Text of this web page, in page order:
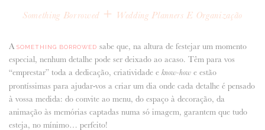
ANUNCIE CONNOSCO
Something Borrowed+ Wedding Planners E Organização
A SOMETHING BORROWED sabe que, na altura de festejar um momento
especial, nenhum detalhe pode ser deixado ao acaso. Têm para vos
“emprestar” toda a dedicação, criatividade e know-how e estão
prontíssimas para ajudar-vos a criar um dia onde cada detalhe é pensado
à vossa medida: do convite ao menu, do espaço à decoração, da
animação às memórias captadas numa só imagem, garantem que tudo
esteja, no mí­nimo… perfeito!